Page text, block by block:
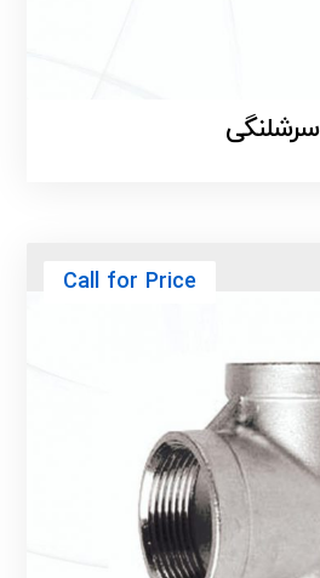
سرشلنگی
Call for Price